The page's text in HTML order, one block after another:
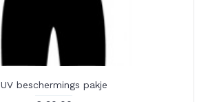
UV beschermings pakje